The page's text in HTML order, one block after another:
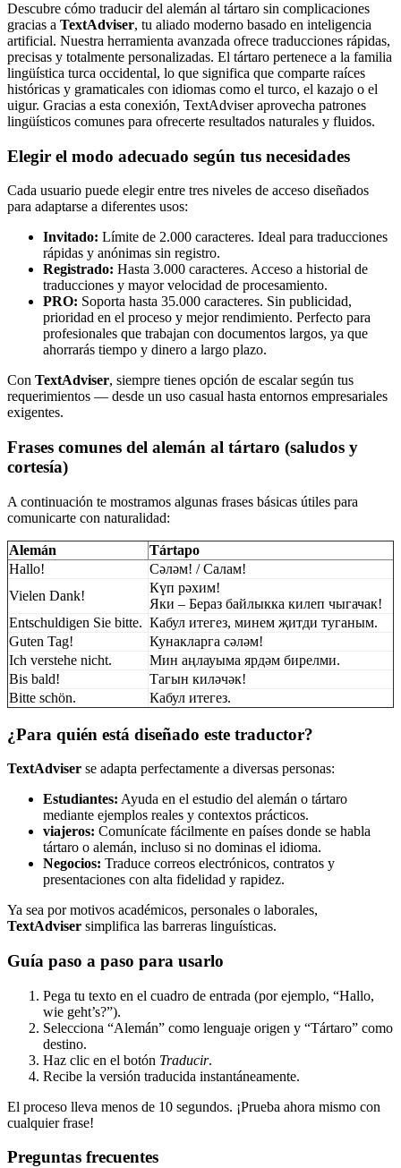
Descubre cómo traducir del alemán al tártaro sin complicaciones
gracias a TextAdviser, tu aliado moderno basado en inteligencia
artificial. Nuestra herramienta avanzada ofrece traducciones rápidas,
precisas y totalmente personalizadas. El tártaro pertenece a la familia
lingüística turca occidental, lo que significa que comparte raíces
históricas y gramaticales con idiomas como el turco, el kazajo o el
uigur. Gracias a esta conexión, TextAdviser aprovecha patrones
lingüísticos comunes para ofrecerte resultados naturales y fluidos.
Elegir el modo adecuado según tus necesidades
Cada usuario puede elegir entre tres niveles de acceso diseñados
para adaptarse a diferentes usos:
Invitado: Límite de 2.000 caracteres. Ideal para traducciones
rápidas y anónimas sin registro.
Registrado: Hasta 3.000 caracteres. Acceso a historial de
traducciones y mayor velocidad de procesamiento.
PRO: Soporta hasta 35.000 caracteres. Sin publicidad,
prioridad en el proceso y mejor rendimiento. Perfecto para
profesionales que trabajan con documentos largos, ya que
ahorrarás tiempo y dinero a largo plazo.
Con TextAdviser, siempre tienes opción de escalar según tus
requerimientos — desde un uso casual hasta entornos empresariales
exigentes.
Frases comunes del alemán al tártaro (saludos y
cortesía)
A continuación te mostramos algunas frases básicas útiles para
comunicarte con naturalidad:
Alemán
Tártаро
Hallo!
Сәләм! / Салам!
Vielen Dank!
Күп рәхим!
Яки – Бераз байлыкка килеп чыгачак!
Entschuldigen Sie bitte. Кабул итегез, минем җитди туганым.
Guten Tag!
Кунакларга сәләм!
Ich verstehe nicht.
Мин аңлауыма ярдәм бирелми.
Bis bald!
Тагын киләчәк!
Bitte schön.
Кабул итегез.
¿Para quién está diseñado este traductor?
TextAdviser se adapta perfectamente a diversas personas:
Estudiantes: Ayuda en el estudio del alemán o tártaro
mediante ejemplos reales y contextos prácticos.
viajeros: Comunícate fácilmente en países donde se habla
tártaro o alemán, incluso si no dominas el idioma.
Negocios: Traduce correos electrónicos, contratos y
presentaciones con alta fidelidad y rapidez.
Ya sea por motivos académicos, personales o laborales,
TextAdviser simplifica las barreras linguísticas.
Guía paso a paso para usarlo
Pega tu texto en el cuadro de entrada (por ejemplo, “Hallo,
wie geht’s?”).
Selecciona “Alemán” como lenguaje origen y “Tártaro” como
destino.
Haz clic en el botón Traducir.
Recibe la versión traducida instantáneamente.
El proceso lleva menos de 10 segundos. ¡Prueba ahora mismo con
cualquier frase!
Preguntas frecuentes